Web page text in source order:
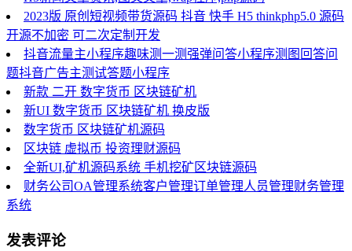
2023版 原创短视频带货源码 抖音 快手 H5 thinkphp5.0 源码
开源不加密 可二次定制开发
抖音流量主小程序趣味测一测强弹问答小程序测图回答问
题抖音广告主测试答题小程序
新款 二开 数字货币 区块链矿机
新UI 数字货币 区块链矿机 换皮版
数字货币 区块链矿机源码
区块链 虚拟币 投资理财源码
全新UI,矿机源码系统 手机挖矿区块链源码
财务公司OA管理系统客户管理订单管理人员管理财务管理
系统
发表评论